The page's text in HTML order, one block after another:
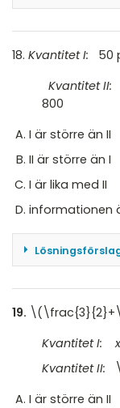
\(BE > 15\) i
betyder att
Svar: A
18. Kvantitet I: 50
Kvantitet II:
800
I är större än II
II är större än I
I är lika med II
informationen
Kvantitet II
19.
Kvantitet I: x
Kvantitet II:
I är större än II